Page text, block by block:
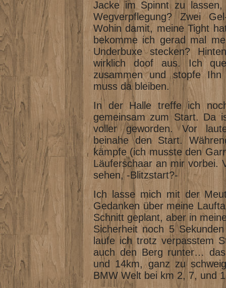
Jacke im Spinnt zu
Wegverpflegung? Zwei
Wohin damit, meine Tight
bekomme ich gerad mal
Underbuxe stecken?
wirklich doof aus. Ich
zusammen und stopfe
muss da bleiben.
In der Halle treffe ich
gemeinsam zum Start. Da
voller geworden. Vor
beinahe den Start.
kämpfe (ich musste den
Läuferschaar an mir vorbei.
sehen, -Blitzstart?-
Ich lasse mich mit der
Gedanken über meine
Schnitt geplant, aber in
Sicherheit noch 5
laufe ich trotz verpasstem
auch den Berg runter…
und 14km, ganz zu
BMW Welt bei km 2, 7, und